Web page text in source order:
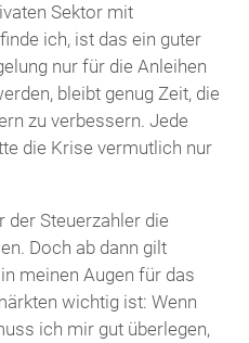
Sektor mit
ich, ist das ein guter
nur für die Anleihen
bleibt genug Zeit, die
zu verbessern. Jede
die Krise vermutlich nur
der Steuerzahler die
Doch ab dann gilt
meinen Augen für das
wichtig ist: Wenn
ich mir gut überlegen,